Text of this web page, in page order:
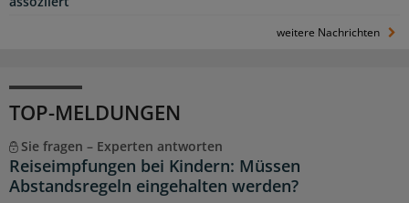
weitere Nachrichten
TOP-MELDUNGEN
Sie fragen – Experten antworten
Reiseimpfungen bei Kindern: Müssen
Abstandsregeln eingehalten werden?